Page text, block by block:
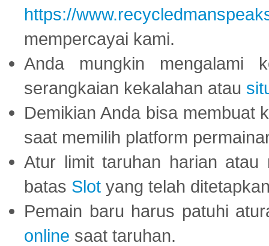
https://
mempercayai kami.
Anda mungkin mengalami
serangkaian kekalahan atau
Demikian Anda bisa membuat
saat memilih platform
Atur limit taruhan harian atau
batas Slot yang telah
Pemain baru harus patuhi
online saat taruhan.